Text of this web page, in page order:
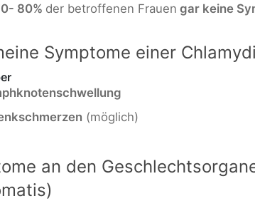
80% der betroffenen Frauen gar keine
Symptome einer
(möglich)
an den